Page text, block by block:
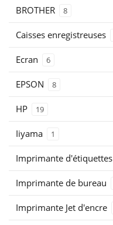
BROTHER 8
Caisses enregistreuses
Ecran 6
EPSON 8
HP 19
Iiyama 1
Imprimante d'étiquettes
Imprimante de bureau
Imprimante Jet d'encre